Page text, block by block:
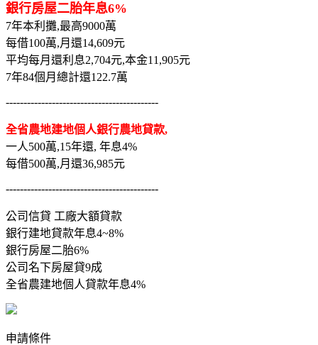
銀行房屋二胎年息6%
7年本利攤,最高9000萬
每借100萬,月還14,609元
平均每月還利息2,704元,本金11,905元
7年84個月總計還122.7萬
-------------------------------------------
全省農地建地個人銀行農地貸款,
一人500萬,15年還, 年息4%
每借500萬,月還36,985元
-------------------------------------------
公司信貸 工廠大額貸款
銀行建地貸款年息4~8%
銀行房屋二胎6%
公司名下房屋貸9成
全省農建地個人貸款年息4%
申請條件